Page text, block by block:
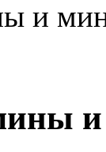
и